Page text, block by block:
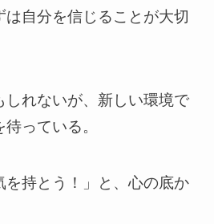
は自分を信じることが大切
しれないが、新しい環境で
っている。
を持とう！」と、心の底か